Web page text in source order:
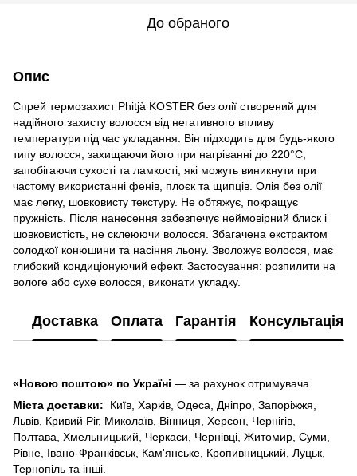
До обраного
Опис
Спрей термозахист Phitjà KOSTER без олії створений для
надійного захисту волосся від негативного впливу
температури під час укладання. Він підходить для будь-якого
типу волосся, захищаючи його при нагріванні до 220°C,
запобігаючи сухості та ламкості, які можуть виникнути при
частому використанні фенів, плоєк та щипців. Олія без олії
має легку, шовковисту текстуру. Не обтяжує, покращує
пружність. Після нанесення забезпечує неймовірний блиск і
шовковистість, не склеюючи волосся. Збагачена екстрактом
солодкої конюшини та насіння льону. Зволожує волосся, має
глибокий кондиціонуючий ефект. Застосування: розпилити на
вологе або сухе волосся, виконати укладку.
Доставка Оплата Гарантія Консультація
«Новою поштою» по Україні — за рахунок отримувача.
Міста доставки: Київ, Харків, Одеса, Дніпро, Запоріжжя,
Львів, Кривий Ріг, Миколаїв, Вінниця, Херсон, Чернігів,
Полтава, Хмельницький, Черкаси, Чернівці, Житомир, Суми,
Рівне, Івано-Франківськ, Кам'янське, Кропивницький, Луцьк,
Тернопіль та інші.